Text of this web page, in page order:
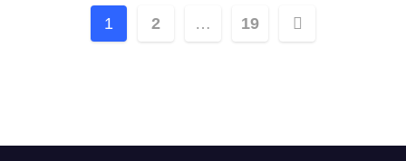
Paginación
1 2 … 19